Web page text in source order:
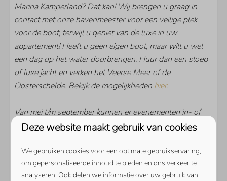
Marina Kamperland? Dat kan! Wij brengen u graag in
contact met onze havenmeester voor een veilige plek
voor de boot, terwijl u geniet van de luxe in uw
appartement! Heeft u geen eigen boot, maar wilt u wel
een dag op het water doorbrengen. Huur dan een sloep
of luxe jacht en verken het Veerse Meer of de
Oosterschelde. Bekijk de mogelijkheden hier.
Van mei t/m september kunnen er evenementen in- of
rondom het havengebied georganiseerd worden.
vindt? Bekijk onzeevenementenpagina.
Energielabel:
Deze website maakt gebruik van cookies
We gebruiken cookies voor een optimale gebruikservaring,
om gepersonaliseerde inhoud te bieden en ons verkeer te
analyseren. Ook delen we informatie over uw gebruik van